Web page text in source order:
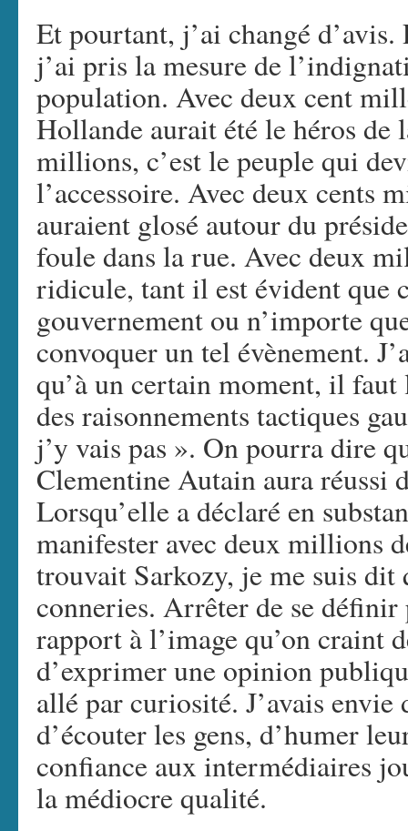
Et pourtant, j’ai changé
j’ai pris la mesure de
population. Avec deux cent
Hollande aurait été le héros de
millions, c’est le peuple qui
l’accessoire. Avec deux cents
auraient glosé autour du
foule dans la rue. Avec deux
ridicule, tant il est évident que
gouvernement ou n’importe
convoquer un tel évènement.
qu’à un certain moment, il
des raisonnements tactiques
j’y vais pas ». On pourra dire
Clementine Autain aura réussi
Lorsqu’elle a déclaré en
manifester avec deux millions
trouvait Sarkozy, je me suis
conneries. Arrêter de se
rapport à l’image qu’on craint
d’exprimer une opinion
allé par curiosité. J’avais
d’écouter les gens, d’humer
confiance aux intermédiaires
la médiocre qualité.